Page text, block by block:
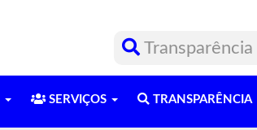
Transparência
SERVIÇOS TRANSPARÊNCIA